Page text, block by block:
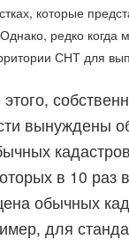
которые
редко когда
СНТ для
вынуждены
в 10 раз
обычных
для